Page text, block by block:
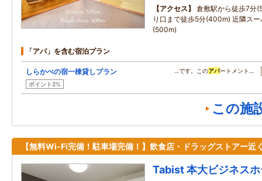
アクセス
倉敷駅から徒歩7分
り口まで徒歩5分(400m) 近隣ス
(500m)
「アパ」を含む宿泊プラン
しらかべの宿一棟貸しプラン
ポイント2%
…です。このアパートメント…
この施
【無料Wi-Fi完備！駐車場完備！】飲食店・ドラッグストアー近
Tabist 本大ビジネス